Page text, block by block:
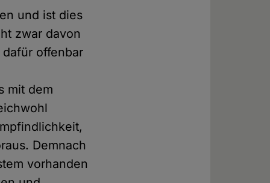
und ist dies
zwar davon
offenbar
mit dem
Demnach
vorhanden